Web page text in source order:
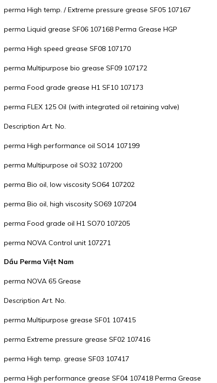
perma High temp. / Extreme pressure grease SF05 107167
perma Liquid grease SF06 107168 Perma Grease HGP
perma High speed grease SF08 107170
perma Multipurpose bio grease SF09 107172
perma Food grade grease H1 SF10 107173
perma FLEX 125 Oil (with integrated oil retaining valve)
Description Art. No.
perma High performance oil SO14 107199
perma Multipurpose oil SO32 107200
perma Bio oil, low viscosity SO64 107202
perma Bio oil, high viscosity SO69 107204
perma Food grade oil H1 SO70 107205
perma NOVA Control unit 107271
Dầu Perma Việt Nam
perma NOVA 65 Grease
Description Art. No.
perma Multipurpose grease SF01 107415
perma Extreme pressure grease SF02 107416
perma High temp. grease SF03 107417
perma High performance grease SF04 107418 Perma Grease